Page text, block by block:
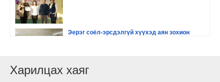
Эерэг соёл-эрсдэлгүй хүүхэд аян зохион
Хүүхдийн хөгжил оролцоо сургалт зохион
Харилцах хаяг